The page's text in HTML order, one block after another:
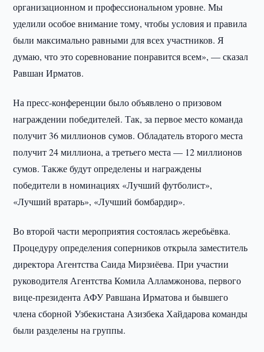
организационном и профессиональном уровне. Мы
уделили особое внимание тому, чтобы условия и правила
были максимально равными для всех участников. Я
думаю, что это соревнование понравится всем», — сказал
Равшан Ирматов.
На пресс-конференции было объявлено о призовом
награждении победителей. Так, за первое место команда
получит 36 миллионов сумов. Обладатель второго места
получит 24 миллиона, а третьего места — 12 миллионов
сумов. Также будут определены и награждены
победители в номинациях «Лучший футболист»,
«Лучший вратарь», «Лучший бомбардир».
Во второй части мероприятия состоялась жеребьёвка.
Процедуру определения соперников открыла заместитель
директора Агентства Саида Мирзиёева. При участии
руководителя Агентства Комила Алламжонова, первого
вице-президента АФУ Равшана Ирматова и бывшего
члена сборной Узбекистана Азизбека Хайдарова команды
были разделены на группы.